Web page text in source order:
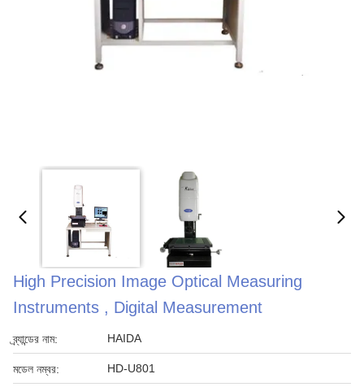
High Precision Image Optical Measuring
Instruments , Digital Measurement
ব্র্যান্ডের নাম: HAIDA
মডেল নম্বর: HD-U801